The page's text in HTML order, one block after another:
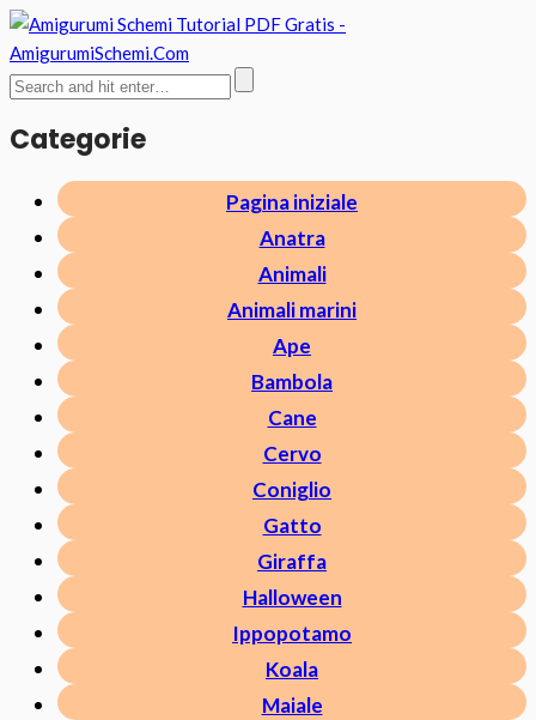
Categorie
Pagina iniziale
Anatra
Animali
Animali marini
Ape
Bambola
Cane
Cervo
Coniglio
Gatto
Giraffa
Halloween
Ippopotamo
Koala
Maiale